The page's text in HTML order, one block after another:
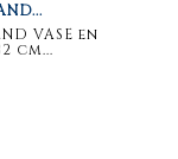
VASE en
cm...